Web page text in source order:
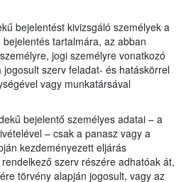
bejelentést kivizsgáló személyek a
tartalmára, az abban
jogi személyre vonatkozó
szerv feladat- és hatáskörrel
vagy munkatársával
bejelentő személyes adatai – a
– csak a panasz vagy a
kezdeményezett eljárás
szerv részére adhatóak át,
törvény alapján jogosult, vagy az